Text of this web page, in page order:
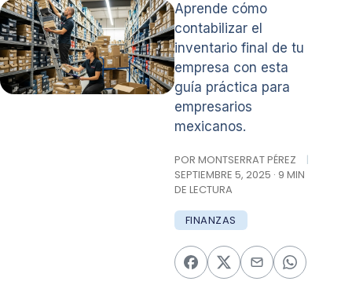
Aprende cómo
contabilizar el
inventario final de tu
empresa con esta
guía práctica para
empresarios
mexicanos.
POR MONTSERRAT PÉREZ
|
SEPTIEMBRE 5, 2025 · 9 MIN
DE LECTURA
FINANZAS